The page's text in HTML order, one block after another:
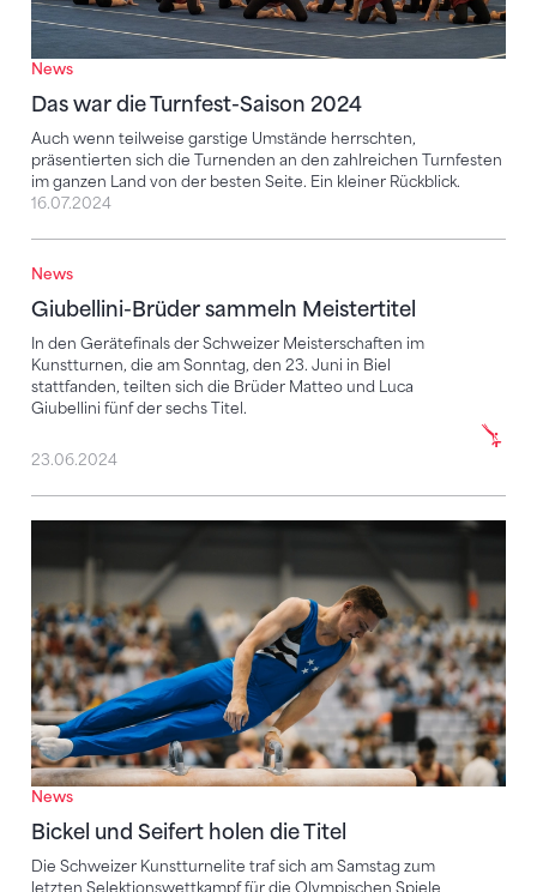
News
Das war die Turnfest-Saison 2024
Auch wenn teilweise garstige Umstände herrschten,
präsentierten sich die Turnenden an den zahlreichen Turnfesten
im ganzen Land von der besten Seite. Ein kleiner Rückblick.
16.07.2024
News
Giubellini-Brüder sammeln Meistertitel
In den Gerätefinals der Schweizer Meisterschaften im
Kunstturnen, die am Sonntag, den 23. Juni in Biel
stattfanden, teilten sich die Brüder Matteo und Luca
Giubellini fünf der sechs Titel.
Giubellini-Brüder sammeln Meistertitel
23.06.2024
News
Bickel und Seifert holen die Titel
Die Schweizer Kunstturnelite traf sich am Samstag zum
letzten Selektionswettkampf für die Olympischen Spiele
Bickel und Seifert holen die Titel